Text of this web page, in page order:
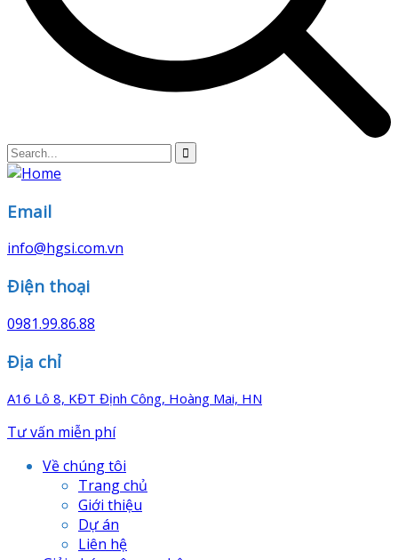
Email
info@hgsi.com.vn
Điện thoại
0981.99.86.88
Địa chỉ
A16 Lô 8, KĐT Định Công, Hoàng Mai, HN
Tư vấn miễn phí
Về chúng tôi
Trang chủ
Giới thiệu
Dự án
Liên hệ